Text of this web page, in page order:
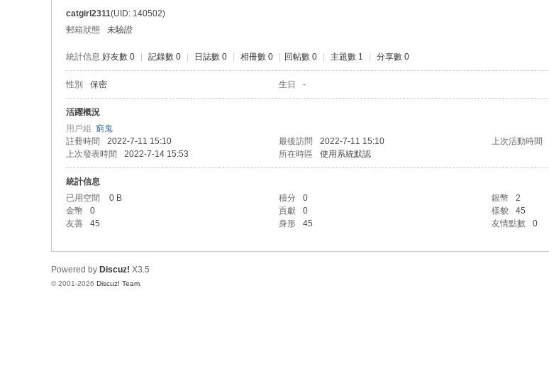
catgirl2311(UID: 140502)
郵箱狀態
未驗證
統計信息 好友數 0 記錄數 0 日誌數 0 相冊數 0 回帖數 0 主題數 1 分享數 0
性別 保密 生日 -
活躍概況
用戶組 窮鬼
註冊時間
2022-7-11 15:10 最後訪問 2022-7-11 15:10 上次活動時間
上次發表時間
2022-7-14 15:53 所在時區 使用系統默認
統計信息
已用空間
0 B 積分 0 銀幣
2
金幣
0 貢獻 0 樣貌
45
友善
45 身形 45 友情點數 0
Powered by Discuz! X3.5
© 2001-2026 Discuz! Team